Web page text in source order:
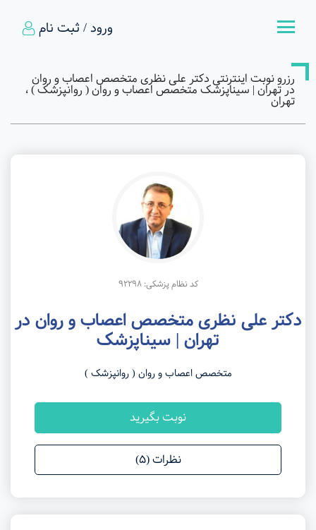
ورود / ثبت نام
رزرو نوبت اینترنتی دکتر علی نظری متخصص اعصاب و روان
در تهران | سیناپزشک متخصص اعصاب و روان ( روانپزشک ) ،
تهران
کد نظام پزشکی: 92298
دکتر علی نظری متخصص اعصاب و روان در
تهران | سیناپزشک
متخصص اعصاب و روان ( روانپزشک )
نوبت بگیرید
نظرات (5)